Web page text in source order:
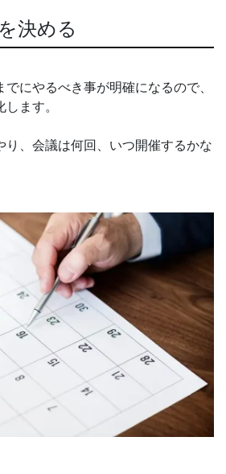
決める
にやるべき事が明確になるので、
ます。
り、会議は何回、いつ開催するかな